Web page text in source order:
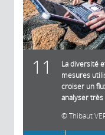
11
La diversité
mesures
croiser un
analyser
Thibaut